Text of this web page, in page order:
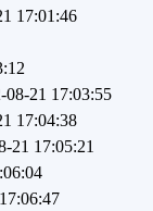
17:01:46
08-21 17:03:55
17:04:38
21 17:05:21